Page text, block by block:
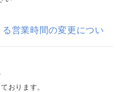
営業時間の変更につい
おります。